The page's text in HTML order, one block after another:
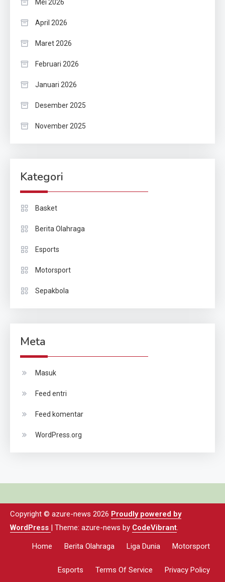
Mei 2026
April 2026
Maret 2026
Februari 2026
Januari 2026
Desember 2025
November 2025
Kategori
Basket
Berita Olahraga
Esports
Motorsport
Sepakbola
Meta
Masuk
Feed entri
Feed komentar
WordPress.org
Copyright © azure-news 2026 Proudly powered by
WordPress | Theme: azure-news by CodeVibrant
Home Berita Olahraga Liga Dunia Motorsport
Esports Terms Of Service Privacy Policy